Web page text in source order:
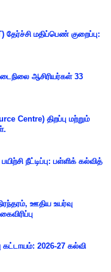
தேர்ச்சி மதிப்பெண் குறைப்பு:
ஆசிரியர்கள் 33
Centre) திறப்பு மற்றும்
நீட்டிப்பு: பள்ளிக் கல்வித்
ஊதிய உயர்வு
கட்டாயம்: 2026-27 கல்வி